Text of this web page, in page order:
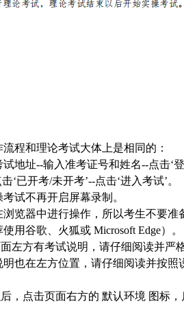
程和理论考试大体上是相同的：
地址--输入准考证号和姓名--点击‘
‘已开考/未开考’--点击‘进入考试’。
试不再开启屏幕录制。
览器中进行操作，所以考生不要准
用谷歌、火狐或 Microsoft Edge）。
左方有考试说明，请仔细阅读并严
明也在左方位置，请仔细阅读并按照
，点击页面右方的 默认环境 图标，